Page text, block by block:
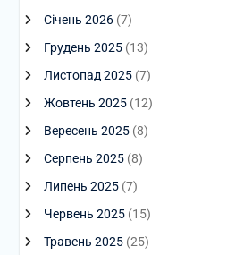
Січень 2026(7)
Грудень 2025(13)
Листопад 2025(7)
Жовтень 2025(12)
Вересень 2025(8)
Серпень 2025(8)
Липень 2025(7)
Червень 2025(15)
Травень 2025(25)